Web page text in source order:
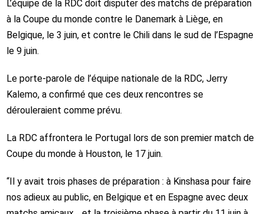
L’équipe de la RDC doit disputer des matchs de préparation
à la Coupe du monde contre le Danemark à Liège, en
Belgique, le 3 juin, et contre le Chili dans le sud de l’Espagne
le 9 juin.
Le porte-parole de l’équipe nationale de la RDC, Jerry
Kalemo, a confirmé que ces deux rencontres se
dérouleraient comme prévu.
La RDC affrontera le Portugal lors de son premier match de
Coupe du monde à Houston, le 17 juin.
“Il y avait trois phases de préparation : à Kinshasa pour faire
nos adieux au public, en Belgique et en Espagne avec deux